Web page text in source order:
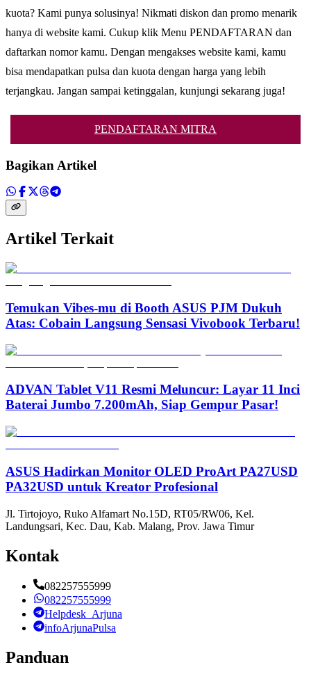
kuota? Kami punya solusinya! Nikmati diskon dan promo menarik
hanya di website kami. Cukup klik Menu PENDAFTARAN dan
daftarkan nomor kamu. Dengan mengakses website kami, kamu
bisa mendapatkan pulsa dan kuota dengan harga yang lebih
terjangkau. Jangan sampai ketinggalan, kunjungi sekarang juga!
PENDAFTARAN MITRA
Bagikan Artikel
Artikel Terkait
Temukan Vibes-mu di Booth ASUS PJM Dukuh
Atas: Cobain Langsung Sensasi Vivobook Terbaru!
ADVAN Tablet V11 Resmi Meluncur: Layar 11 Inci
Baterai Jumbo 7.200mAh, Siap Gempur Pasar!
ASUS Hadirkan Monitor OLED ProArt PA27USD
PA32USD untuk Kreator Profesional
Jl. Tirtojoyo, Ruko Alfamart No.15D, RT05/RW06, Kel.
Landungsari, Kec. Dau, Kab. Malang, Prov. Jawa Timur
Kontak
082257555999
082257555999
Helpdesk_Arjuna
infoArjunaPulsa
Panduan